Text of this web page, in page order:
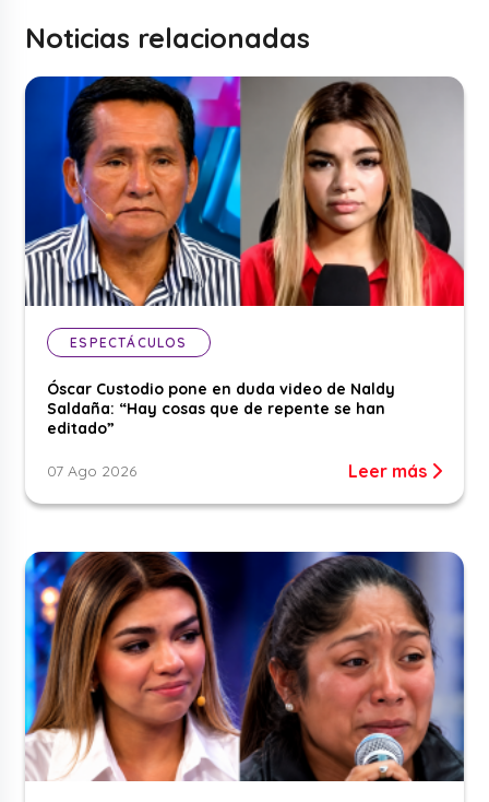
Noticias relacionadas
ESPECTÁCULOS
Óscar Custodio pone en duda video de Naldy
Saldaña: “Hay cosas que de repente se han
editado”
07 Ago 2026 Leer más